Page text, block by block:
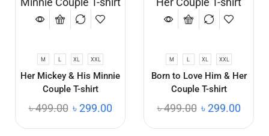
M L XL XXL
Her Mickey & His Minnie
Couple T-shirt
৳499.00 ৳299.00
M L XL XXL
Born to Love Him & Her
Couple T-shirt
৳499.00 ৳299.00